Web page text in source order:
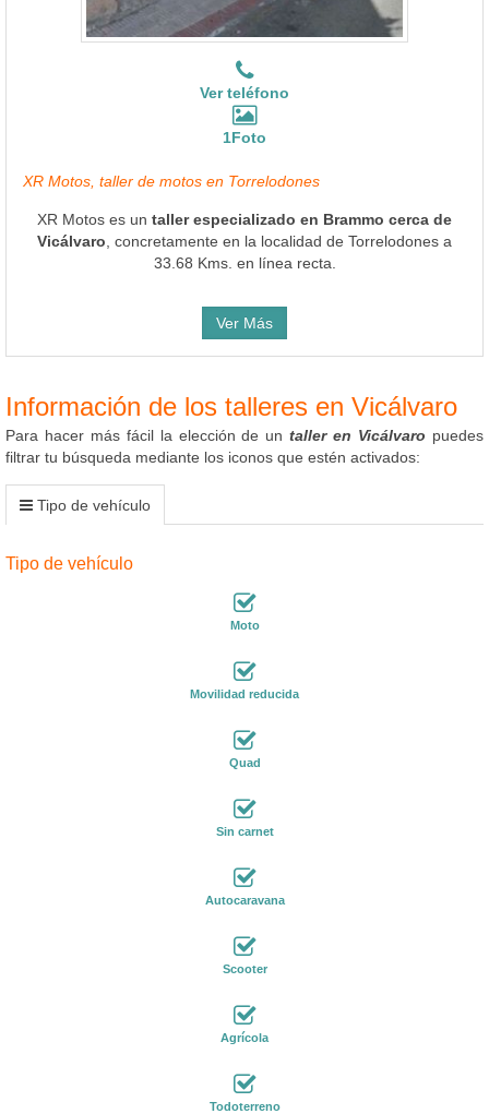
Ver teléfono
1Foto
XR Motos, taller de motos en Torrelodones
XR Motos es un taller especializado en Brammo cerca de
Vicálvaro , concretamente en la localidad de Torrelodones a
33.68 Kms. en línea recta.
Ver Más
Información de los talleres en Vicálvaro
Para hacer más fácil la elección de untaller en Vicálvaro puedes
filtrar tu búsqueda mediante los iconos que estén activados:
Tipo de vehículo
Tipo de vehículo
Moto
Movilidad reducida
Quad
Sin carnet
Autocaravana
Scooter
Agrícola
Todoterreno